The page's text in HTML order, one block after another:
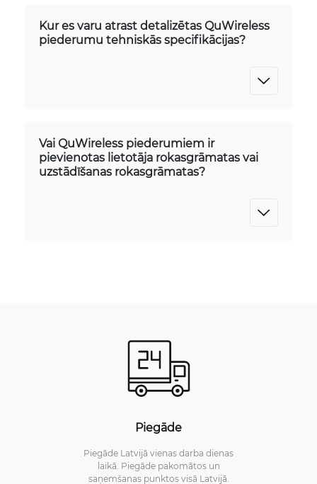
Kur es varu atrast detalizētas QuWireless
piederumu tehniskās specifikācijas?
Vai QuWireless piederumiem ir
pievienotas lietotāja rokasgrāmatas vai
uzstādīšanas rokasgrāmatas?
Piegāde
Piegāde Latvijā vienas darba dienas
laikā. Piegāde pakomātos un
saņemšanas punktos visā Latvijā.